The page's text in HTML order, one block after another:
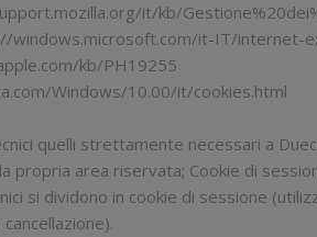
it/kb/
windows.microsoft.com/it-IT/internet-
kb/PH19255
Windows/10.00/it/cookies.html
quelli strettamente necessari a
propria area riservata; Cookie di
si dividono in cookie di sessione